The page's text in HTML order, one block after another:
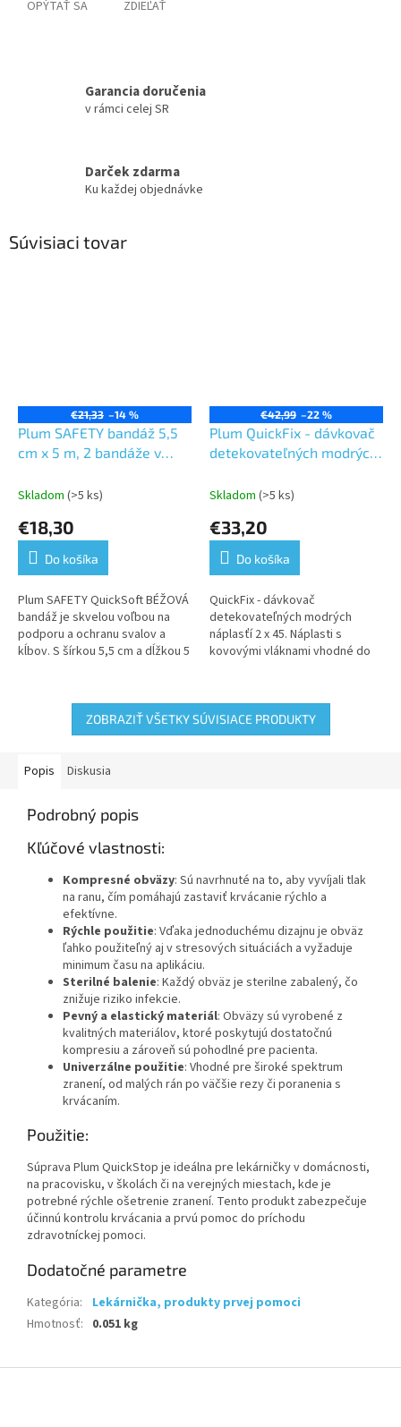
OPÝTAŤ SA ZDIEĽAŤ
Garancia doručenia
v rámci celej SR
Darček zdarma
Ku každej objednávke
Súvisiaci tovar
€21,33 –14 %
Plum SAFETY bandáž 5,5
cm x 5 m, 2 bandáže v
Skladom (>5 ks)
€18,30
Do košíka
Plum SAFETY QuickSoft BÉŽOVÁ
bandáž je skvelou voľbou na
podporu a ochranu svalov a
kĺbov. S šírkou 5,5 cm a dĺžkou 5
€42,99 –22 %
Plum QuickFix - dávkovač
detekovateľných modrých
Skladom (>5 ks)
€33,20
Do košíka
QuickFix - dávkovač
detekovateľných modrých
náplasťí 2 x 45. Náplasti s
kovovými vláknami vhodné do
pracovísk s vysokými...
ZOBRAZIŤ VŠETKY SÚVISIACE PRODUKTY
Popis Diskusia
Podrobný popis
Kľúčové vlastnosti:
Kompresné obväzy: Sú navrhnuté na to, aby vyvíjali tlak
na ranu, čím pomáhajú zastaviť krvácanie rýchlo a
efektívne.
Rýchle použitie: Vďaka jednoduchému dizajnu je obväz
ľahko použiteľný aj v stresových situáciách a vyžaduje
minimum času na aplikáciu.
Sterilné balenie: Každý obväz je sterilne zabalený, čo
znižuje riziko infekcie.
Pevný a elastický materiál: Obväzy sú vyrobené z
kvalitných materiálov, ktoré poskytujú dostatočnú
kompresiu a zároveň sú pohodlné pre pacienta.
Univerzálne použitie: Vhodné pre široké spektrum
zranení, od malých rán po väčšie rezy či poranenia s
krvácaním.
Použitie:
Súprava Plum QuickStop je ideálna pre lekárničky v domácnosti,
na pracovisku, v školách či na verejných miestach, kde je
potrebné rýchle ošetrenie zranení. Tento produkt zabezpečuje
účinnú kontrolu krvácania a prvú pomoc do príchodu
zdravotníckej pomoci.
Dodatočné parametre
Kategória:
Lekárnička, produkty prvej pomoci
Hmotnosť: 0.051 kg